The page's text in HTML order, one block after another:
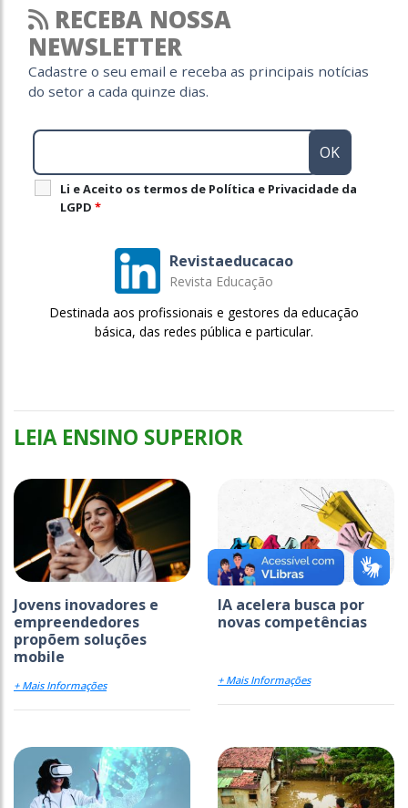
RECEBA NOSSA
NEWSLETTER
Cadastre o seu email e receba as principais notícias
do setor a cada quinze dias.
Li e Aceito os termos de Política e Privacidade da
LGPD *
Revistaeducacao
Revista Educação
Destinada aos profissionais e gestores da educação
básica, das redes pública e particular.
LEIA ENSINO SUPERIOR
Jovens inovadores e
empreendedores
propõem soluções
mobile
+ Mais Informações
IA acelera busca por
novas competências
+ Mais Informações